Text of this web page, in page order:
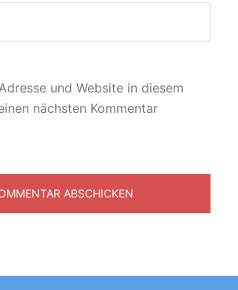
und Website in diesem
nächsten Kommentar